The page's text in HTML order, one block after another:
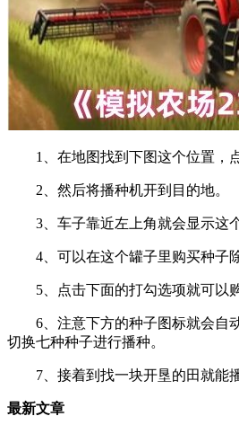
1、在地图找到下图这个位置，点
2、然后将播种机开到目的地。
3、车子靠近左上角就会显示这个
4、可以在这个罐子里购买种子除
5、点击下面的打勾选项就可以购
6、注意下方的种子图标就会自
切换七种种子进行播种。
7、接着到找一块开垦的田就能
最新文章